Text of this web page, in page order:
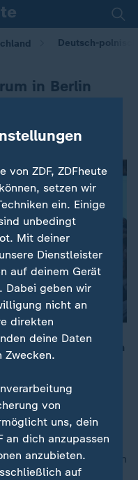
Deutsch-
in Berlin
Wadephul und sein
deutsch-
35-jährige Jubiläum
nach oben
von ZDF, ZDFheute
setzen wir
ein. Einige
unbedingt
Mit deiner
Dienstleister
auf deinem Gerät
Dabei geben wir
nicht an
direkten
deine Daten
Zwecken.
von
uns, dein
an dich anzupassen
anzubieten.
auf